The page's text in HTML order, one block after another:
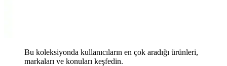
Bu koleksiyonda kullanıcıların en çok aradığı ürünleri,
markaları ve konuları keşfedin.